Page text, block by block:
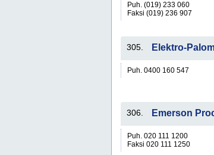
Puh. (019) 233 060
Faksi (019) 236 907
305. Elektro-
Puh. 0400 160 547
306. Emerson
Puh. 020 111 1200
Faksi 020 111 1250